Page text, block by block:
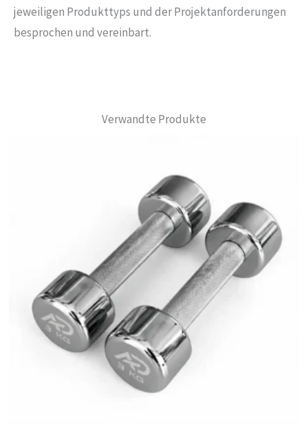
jeweiligen Produkttyps und der Projektanforderungen
besprochen und vereinbart.
Verwandte Produkte